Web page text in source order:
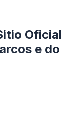
Oficial
e do